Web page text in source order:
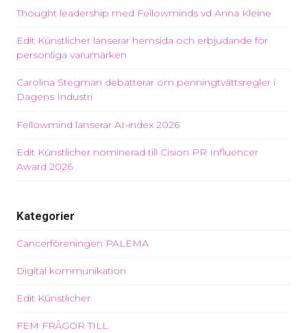
Thought leadership med Fellowminds vd Anna Kleine
Edit Künstlicher lanserar hemsida och erbjudande för
personliga varumärken
Carolina Stegman debatterar om penningtvättsregler i
Dagens Industri
Fellowmind lanserar AI-index 2026
Edit Künstlicher nominerad till Cision PR Influencer
Award 2026
Kategorier
Cancerföreningen PALEMA
Digital kommunikation
Edit Künstlicher
FEM FRÅGOR TILL